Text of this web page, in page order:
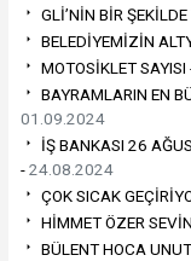
GLİ’NİN BİR
BELEDİYEMİZİN
MOTOSİKLET SAYISI
BAYRAMLARIN EN
01.09.2024
İŞ BANKASI 26
-24.08.2024
ÇOK SICAK
HİMMET ÖZER
BÜLENT HOCA